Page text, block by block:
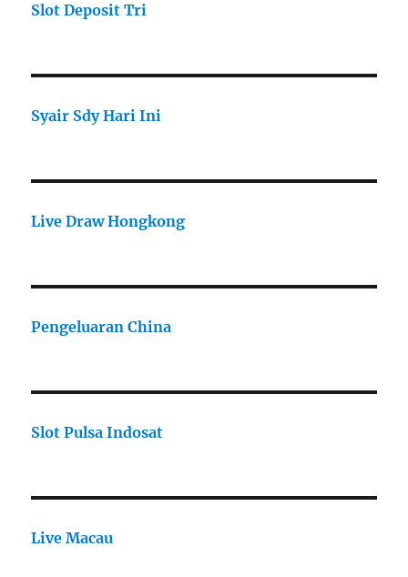
Slot Deposit Tri
Syair Sdy Hari Ini
Live Draw Hongkong
Pengeluaran China
Slot Pulsa Indosat
Live Macau